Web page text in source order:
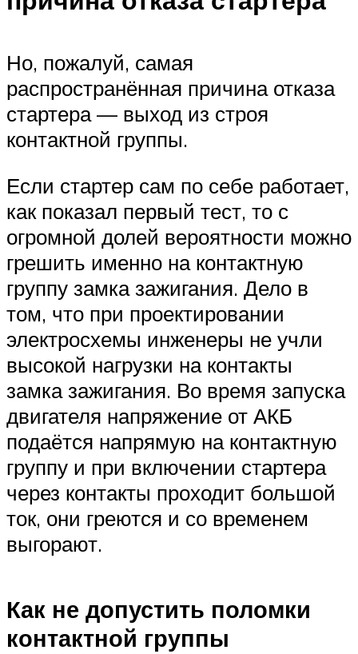
Но, пожалуй, самая
распространённая причина отказа
стартера — выход из строя
контактной группы.
Если стартер сам по себе работает,
как показал первый тест, то с
огромной долей вероятности можно
грешить именно на контактную
группу замка зажигания. Дело в
том, что при проектировании
электросхемы инженеры не учли
высокой нагрузки на контакты
замка зажигания. Во время запуска
двигателя напряжение от АКБ
подаётся напрямую на контактную
группу и при включении стартера
через контакты проходит большой
ток, они греются и со временем
выгорают.
Как не допустить поломки
контактной группы